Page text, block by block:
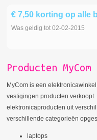
€ 7,50 korting op alle
Was geldig tot 02-02-2015
Producten MyCom
MyCom is een
vestigingen producten
elektronicaproducten uit
verschillende categorieën
laptops